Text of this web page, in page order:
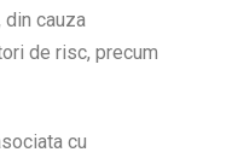
cauza
de risc, precum
cu